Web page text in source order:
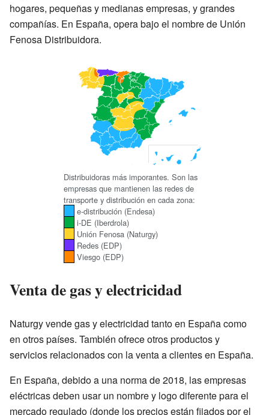
hogares, pequeñas y medianas empresas, y grandes
compañías. En España, opera bajo el nombre de Unión
Fenosa Distribuidora.
Distribuidoras más imporantes. Son las
empresas que mantienen las redes de
transporte y distribución en cada zona:
e-distribución (Endesa)
i-DE (Iberdrola)
Unión Fenosa (Naturgy)
Redes (EDP)
Viesgo (EDP)
Venta de gas y electricidad
Naturgy vende gas y electricidad tanto en España como
en otros países. También ofrece otros productos y
servicios relacionados con la venta a clientes en España.
En España, debido a una norma de 2018, las empresas
eléctricas deben usar un nombre y logo diferente para el
mercado regulado (donde los precios están fijados por el